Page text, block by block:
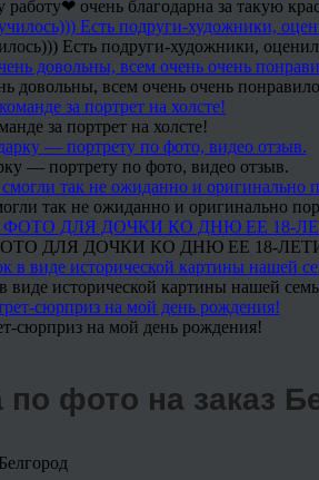
работу❤ очень благодарна за такую
Есть подруги-художники,
довольны, всем очень очень
за портрет на холсте!
— портрету по фото, видео отзыв.
так не ожиданно и оригинально
ДЛЯ ДОЧКИ КО ДНЮ ЕЕ 18-
виде исторической картины нашей
сюрприз на мой день рождения!
фото на заказ